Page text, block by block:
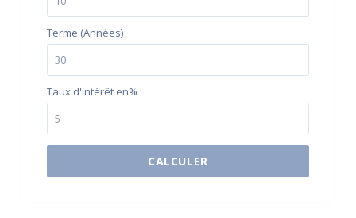
Terme (Années)
Taux d'intérêt en%
CALCULER
$500 / month